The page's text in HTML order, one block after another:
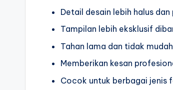
Detail desain lebih halus dan
Tampilan lebih eksklusif
Tahan lama dan tidak
Memberikan kesan
Cocok untuk berbagai jenis